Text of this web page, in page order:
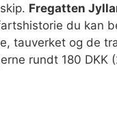
Fregatten
du kan
tauverket og de
rundt 180 DKK